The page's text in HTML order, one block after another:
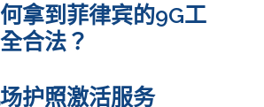
拿到菲律宾的9G工
合法？
护照激活服务